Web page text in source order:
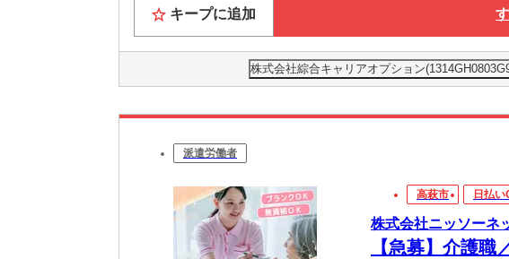
キープに追加
株式会社綜合キャリアオプション
派遣労働者
高萩市 日払い
株式会社ニッソー
【急募】介護職